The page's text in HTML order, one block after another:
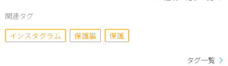
関連タグ
インスタグラム
保護猫 保護
タグ一覧